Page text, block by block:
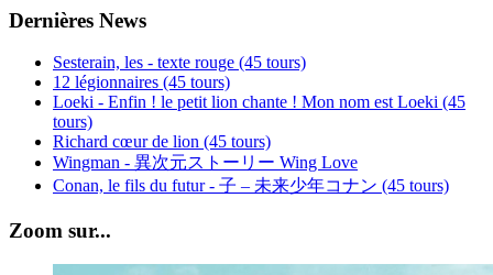
Dernières News
Sesterain, les - texte rouge (45 tours)
12 légionnaires (45 tours)
Loeki - Enfin ! le petit lion chante ! Mon nom est Loeki (45
tours)
Richard cœur de lion (45 tours)
Wingman - 異次元ストーリー Wing Love
Conan, le fils du futur - 子 – 未来少年コナン (45 tours)
Zoom sur...